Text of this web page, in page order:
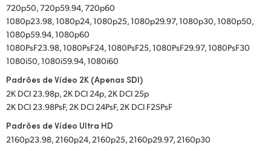
720p50, 720p59.94, 720p60
1080p23.98, 1080p24, 1080p25, 1080p29.97, 1080p30, 1080p50,
1080p59.94, 1080p60
1080PsF23.98, 1080PsF24, 1080PsF25, 1080PsF29.97, 1080PsF30
1080i50, 1080i59.94, 1080i60
Padrões de Vídeo 2K (Apenas SDI)
2K DCI 23.98p, 2K DCI 24p, 2K DCI 25p
2K DCI 23.98PsF, 2K DCI 24PsF, 2K DCI F25PsF
Padrões de Vídeo Ultra HD
2160p23.98, 2160p24, 2160p25, 2160p29.97, 2160p30